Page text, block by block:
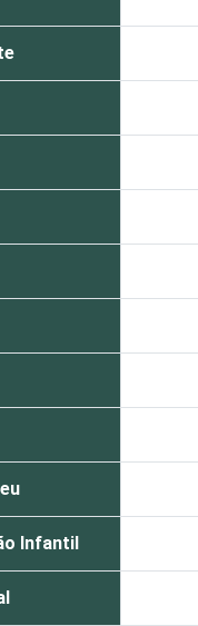
Infantil